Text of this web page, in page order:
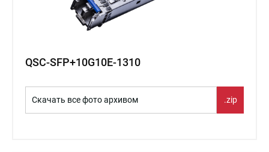
QSC-SFP+10G10E-1310
Скачать все фото архивом .zip